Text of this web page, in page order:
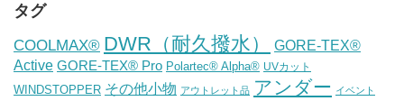
タグ
COOLMAX® DWR（耐久撥水）
GORE-TEX®
Active GORE-TEX® Pro Polartec® Alpha® UVカット
WINDSTOPPER その他小物 アウトレット品 アンダー イベント